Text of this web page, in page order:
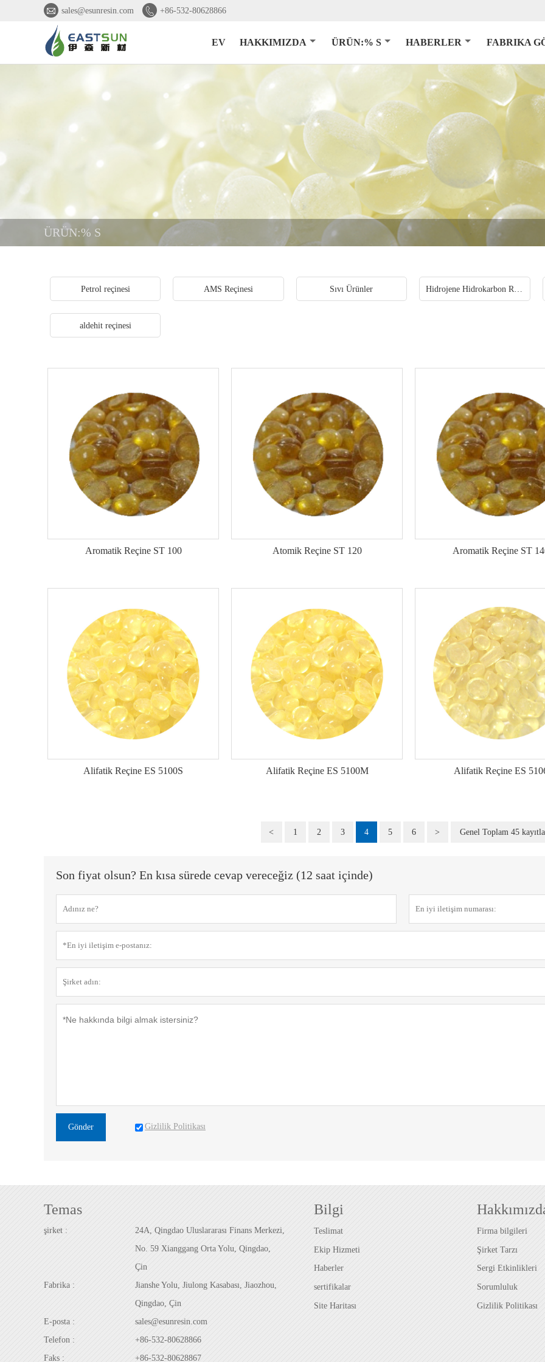
 sales@esunresin.com  +86-532-80628866
EV HAKKIMIZDA ÜRÜN:% S HABERLER FABRIKA
ÜRÜN:% S
Petrol reçinesi AMS Reçinesi Sıvı Ürünler Hidrojene Hidrokarbon Reçine
aldehit reçinesi
Aromatik Reçine ST 100 Atomik Reçine ST 120 Aromatik Reçine ST
Alifatik Reçine ES 5100S Alifatik Reçine ES 5100M Alifatik Reçine ES
< 1 2 3 4 5 6 > Genel Toplam 45
Son fiyat olsun? En kısa sürede cevap vereceğiz (12 saat içinde)
Gönder Gizlilik Politikası
Temas
şirket :
24A, Qingdao Uluslararası Finans Merkezi,
No. 59 Xianggang Orta Yolu, Qingdao,
Çin
Fabrika :
Jianshe Yolu, Jiulong Kasabası, Jiaozhou,
Qingdao, Çin
E-posta :
sales@esunresin.com
Telefon :
+86-532-80628866
Faks :
+86-532-80628867
Bilgi
Teslimat
Ekip Hizmeti
Haberler
sertifikalar
Site Haritası
Firma bilgileri
Şirket Tarzı
Sergi Etkinlikleri
Sorumluluk
Gizlilik Politikası